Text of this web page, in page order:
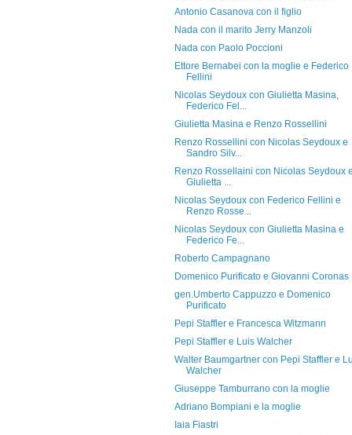
Antonio Casanova con il figlio
Nada con il marito Jerry Manzoli
Nada con Paolo Poccioni
Ettore Bernabei con la moglie e Federico
Fellini
Nicolas Seydoux con Giulietta Masina,
Federico Fel...
Giulietta Masina e Renzo Rossellini
Renzo Rossellini con Nicolas Seydoux e
Sandro Silv...
Renzo Rossellaini con Nicolas Seydoux e
Giulietta ...
Nicolas Seydoux con Federico Fellini e
Renzo Rosse...
Nicolas Seydoux con Giulietta Masina e
Federico Fe...
Roberto Campagnano
Domenico Purificato e Giovanni Coronas
gen.Umberto Cappuzzo e Domenico
Purificato
Pepi Staffler e Francesca Witzmann
Pepi Staffler e Luis Walcher
Walter Baumgartner con Pepi Staffler e
Walcher
Giuseppe Tamburrano con la moglie
Adriano Bompiani e la moglie
Iaia Fiastri